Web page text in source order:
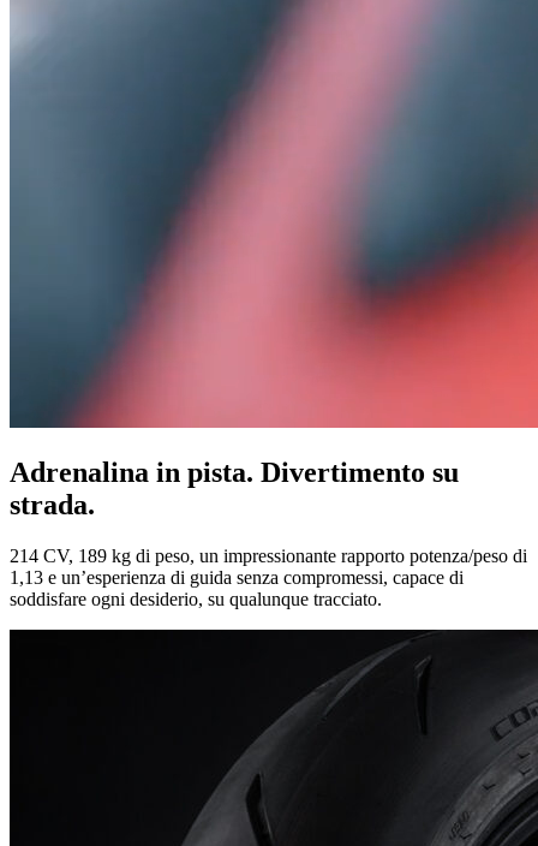
Adrenalina in pista. Divertimento su
strada.
214 CV, 189 kg di peso, un impressionante rapporto potenza/peso di
1,13 e un’esperienza di guida senza compromessi, capace di
soddisfare ogni desiderio, su qualunque tracciato.